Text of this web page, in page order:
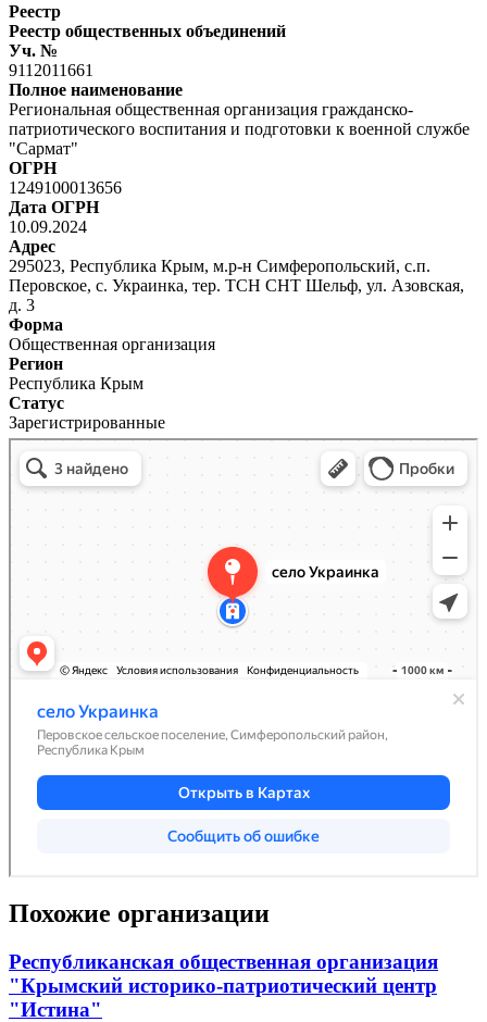
Реестр
Реестр общественных объединений
Уч. №
9112011661
Полное наименование
Региональная общественная организация гражданско-
патриотического воспитания и подготовки к военной службе
"Сармат"
ОГРН
1249100013656
Дата ОГРН
10.09.2024
Адрес
295023, Республика Крым, м.р-н Симферопольский, с.п.
Перовское, с. Украинка, тер. ТСН СНТ Шельф, ул. Азовская,
д. 3
Форма
Общественная организация
Регион
Республика Крым
Статус
Зарегистрированные
Похожие организации
Республиканская общественная организация
"Крымский историко-патриотический центр
"Истина"